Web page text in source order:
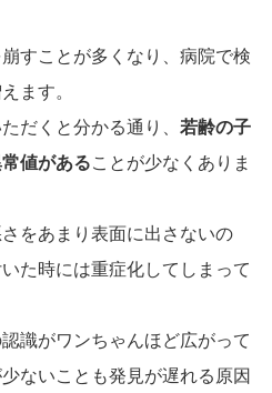
すことが多くなり、病院で検
ます。
だくと分かる通り、若齢の子
値があることが少なくありま
をあまり表面に出さないの
た時には重症化してしまって
識がワンちゃんほど広がって
ないことも発見が遅れる原因